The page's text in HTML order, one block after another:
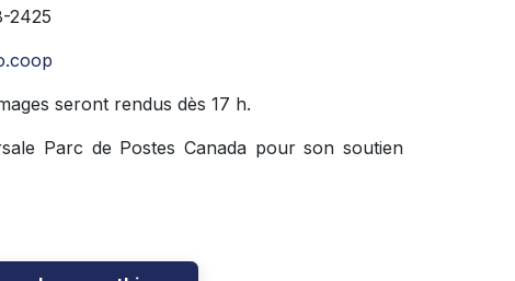
2425
seront rendus dès 17 h.
Parc de Postes Canada pour son soutien